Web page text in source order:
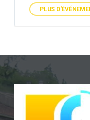
PLUS